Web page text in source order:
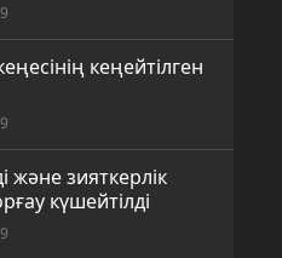
кеңейтілген
және зияткерлік
күшейтілді